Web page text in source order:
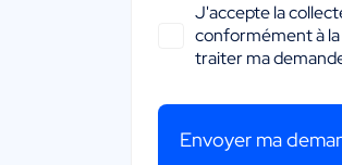
J'accepte la
conformément à la
traiter ma
Envoyer ma